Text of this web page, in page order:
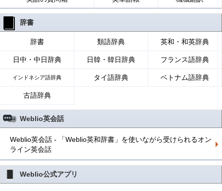
辞書
辞書 類語辞典 英和・和英辞典
日中・中日辞典 日韓・韓日辞典 フランス語辞典
インドネシア語辞典 タイ語辞典 ベトナム語辞典
古語辞典
Weblio英会話
Weblio英会話 - 「Weblio英和辞書」を使いながら受けられるオン
ライン英会話
Weblio公式アプリ